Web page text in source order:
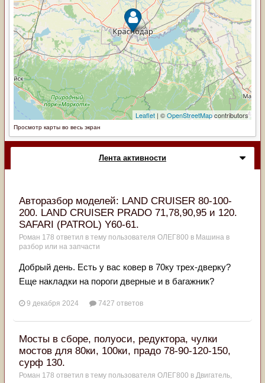
Просмотр карты во весь экран
Лента активности
Авторазбор моделей: LAND CRUISER 80-100-
200. LAND CRUISER PRADO 71,78,90,95 и 120.
SAFARI (PATROL) Y60-61.
Роман 178 ответил в тему пользователя ОЛЕГ800 в Машина в
разбор или на запчасти
Добрый день. Есть у вас ковер в 70ку трех-дверку?
Еще накладки на пороги дверные и в багажник?
9 декабря 2024 7427 ответов
Мосты в сборе, полуоси, редуктора, чулки
мостов для 80ки, 100ки, прадо 78-90-120-150,
сурф 130.
Роман 178 ответил в тему пользователя ОЛЕГ800 в Двигатель,